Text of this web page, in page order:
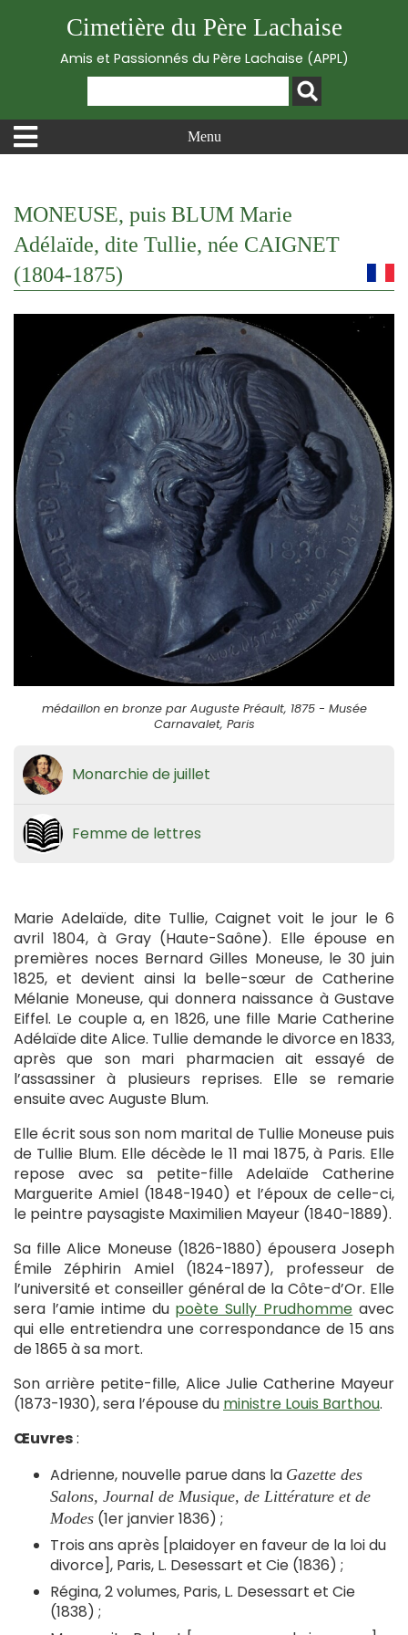
Cimetière du Père Lachaise
Amis et Passionnés du Père Lachaise (APPL)
Menu
MONEUSE, puis BLUM Marie
Adélaïde, dite Tullie, née CAIGNET
(1804-1875)
médaillon en bronze par Auguste Préault, 1875 - Musée
Carnavalet, Paris
Monarchie de juillet
Femme de lettres
Marie Adelaïde, dite Tullie, Caignet voit le jour le 6
avril 1804, à Gray (Haute-Saône). Elle épouse en
premières noces Bernard Gilles Moneuse, le 30 juin
1825, et devient ainsi la belle-sœur de Catherine
Mélanie Moneuse, qui donnera naissance à Gustave
Eiffel. Le couple a, en 1826, une fille Marie Catherine
Adélaïde dite Alice. Tullie demande le divorce en 1833,
après que son mari pharmacien ait essayé de
l’assassiner à plusieurs reprises. Elle se remarie
ensuite avec Auguste Blum.
Elle écrit sous son nom marital de Tullie Moneuse puis
de Tullie Blum. Elle décède le 11 mai 1875, à Paris. Elle
repose avec sa petite-fille Adelaïde Catherine
Marguerite Amiel (1848-1940) et l’époux de celle-ci,
le peintre paysagiste Maximilien Mayeur (1840-1889).
Sa fille Alice Moneuse (1826-1880) épousera Joseph
Émile Zéphirin Amiel (1824-1897), professeur de
l’université et conseiller général de la Côte-d’Or. Elle
sera l’amie intime du poète Sully Prudhomme avec
qui elle entretiendra une correspondance de 15 ans
de 1865 à sa mort.
Son arrière petite-fille, Alice Julie Catherine Mayeur
(1873-1930), sera l’épouse du ministre Louis Barthou.
Œuvres:
Adrienne, nouvelle parue dans la Gazette des
Salons, Journal de Musique, de Littérature et de
Modes (1er janvier 1836) ;
Trois ans après [plaidoyer en faveur de la loi du
divorce], Paris, L. Desessart et Cie (1836) ;
Régina, 2 volumes, Paris, L. Desessart et Cie
(1838) ;